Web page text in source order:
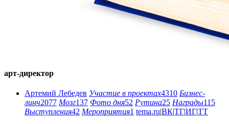
арт-директор
Артемий Лебедев Участие в проектах4310 Бизнес-
линч2077 Мозг137 Фото дня52 Рутина25 Награды115
Выступления42 Мероприятия1 tema.ru|ВК|ТГ|ИГ|ТТ